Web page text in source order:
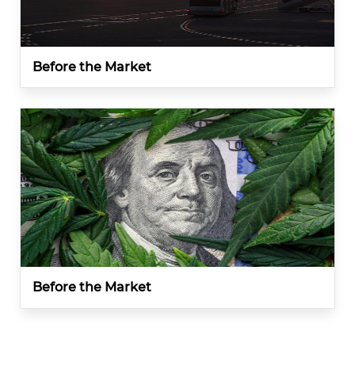
Before the Market
Before the Market